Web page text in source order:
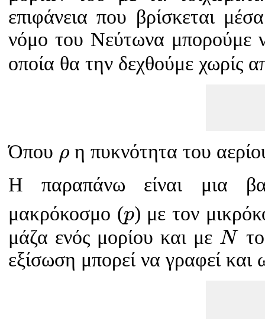
επιφάνεια που βρίσκεται
νόμο του Νεύτωνα μπορούμε
οποία θα την δεχθούμε χωρίς
Όπου ρ
ρ η πυκνότητα του
Η παραπάνω είναι μια
μακρόκοσμο (p
p) με τον
μάζα ενός μορίου και με N
N
εξίσωση μπορεί να γραφεί και